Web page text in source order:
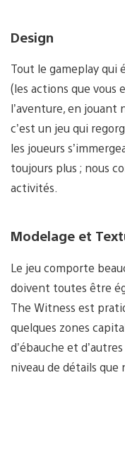
Design
Tout le gameplay qui
(les actions que vous
l’aventure, en jouant
c’est un jeu qui
les joueurs
toujours plus ; nous
activités.
Modelage et
Le jeu comporte
doivent toutes être
The Witness est
quelques zones
d’ébauche et
niveau de détails que